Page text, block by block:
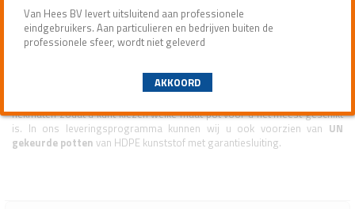
Van Hees BV levert uitsluitend aan professionele
eindgebruikers. Aan particulieren en bedrijven buiten de
professionele sfeer, wordt niet geleverd
AKKOORD
kunt u potten verkrijgen van verschillende soorten
nekmaten zodat u kunt kiezen welke maat pot voor u het meest geschikt
is. In ons leveringsprogramma kunnen wij u ook voorzien van UN
gekeurde potten van HDPE kunststof met garantiesluiting.